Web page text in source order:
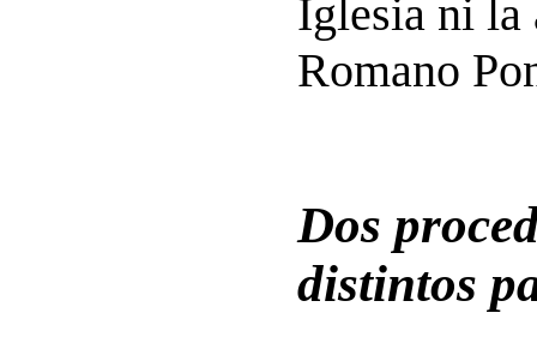
Iglesia ni la
Romano
Dos
distintos